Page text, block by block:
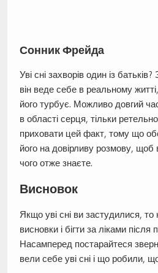
Сонник Фрейда
Уві сні захворів один із
він веде себе в реальному
його турбує. Можливо довгий
в області серця, тільки
приховати цей факт, тому що
його на довірливу розмову, щоб
чого отже знаєте.
Висновок
Якщо уві сні ви застудилися,
висновки і бігти за ліками після
Насамперед постарайтеся
вели себе уві сні і що робили,